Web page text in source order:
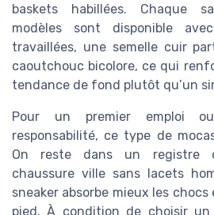
baskets habillées. Chaque
modèles sont disponible
travaillées, une semelle cuir
caoutchouc bicolore, ce qui
tendance de fond plutôt qu’un
Pour un premier emploi
responsabilité, ce type de
On reste dans un registre
chaussure ville sans lacets
sneaker absorbe mieux les
pied. À condition de choisir